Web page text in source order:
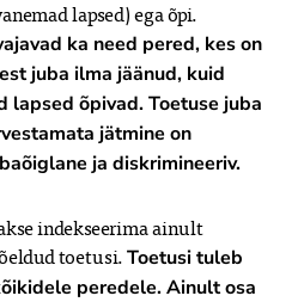
ka need pered, kes on
juba ilma jäänud, kuid
lapsed õpivad. Toetuse juba
jätmine on
ja diskrimineeriv.
indekseerima ainult
toetusi. Toetusi tuleb
peredele. Ainult osa